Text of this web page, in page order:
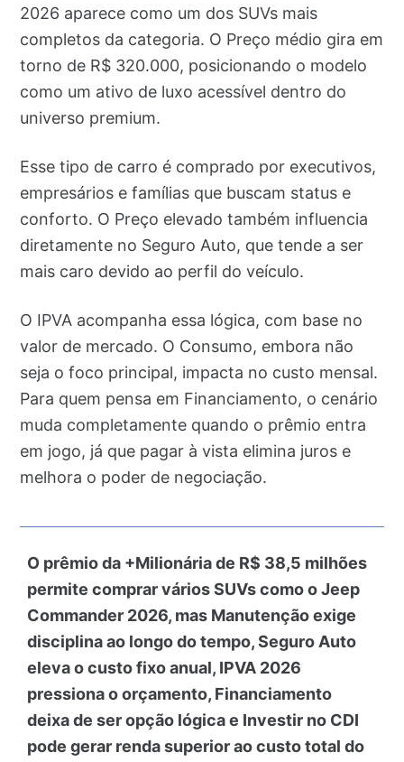
2026 aparece como um dos SUVs mais
completos da categoria. O Preço médio gira em
torno de R$ 320.000, posicionando o modelo
como um ativo de luxo acessível dentro do
universo premium.
Esse tipo de carro é comprado por executivos,
empresários e famílias que buscam status e
conforto. O Preço elevado também influencia
diretamente no Seguro Auto, que tende a ser
mais caro devido ao perfil do veículo.
O IPVA acompanha essa lógica, com base no
valor de mercado. O Consumo, embora não
seja o foco principal, impacta no custo mensal.
Para quem pensa em Financiamento, o cenário
muda completamente quando o prêmio entra
em jogo, já que pagar à vista elimina juros e
melhora o poder de negociação.
O prêmio da +Milionária de R$ 38,5 milhões
permite comprar vários SUVs como o Jeep
Commander 2026, mas Manutenção exige
disciplina ao longo do tempo, Seguro Auto
eleva o custo fixo anual, IPVA 2026
pressiona o orçamento, Financiamento
deixa de ser opção lógica e Investir no CDI
pode gerar renda superior ao custo total do